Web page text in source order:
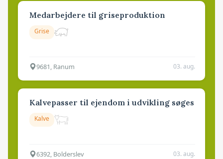
Medarbejdere til griseproduktion
Grise
9681, Ranum 03. aug.
Kalvepasser til ejendom i udvikling søges
Kalve
6392, Bolderslev 03. aug.